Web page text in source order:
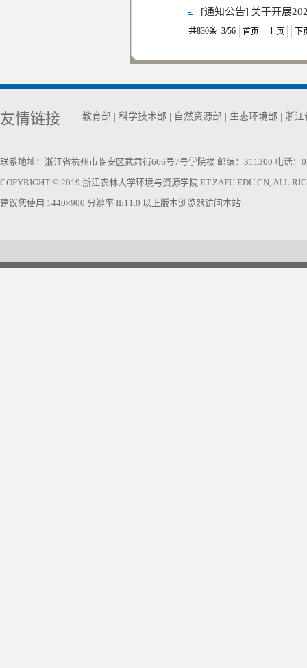
[通知公告] 关于开展
共830条 3/56 首页 上页 下
友情链接 教育部 科学技术部 自然资源部 生态环境部 浙江
联系地址：浙江省杭州市临安区武肃街666号7号学院楼 邮编：311300 电话：
COPYRIGHT © 2019 浙江农林大学环境与资源学院 ET.ZAFU.EDU.CN, ALL
建议您使用 1440×900 分辨率 IE11.0 以上版本浏览器访问本站